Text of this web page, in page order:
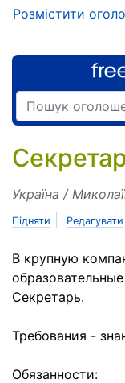
Розмістити
Україна /
Підняти Редагувати
В крупную
Секретарь.
Требования -
Обязанности: